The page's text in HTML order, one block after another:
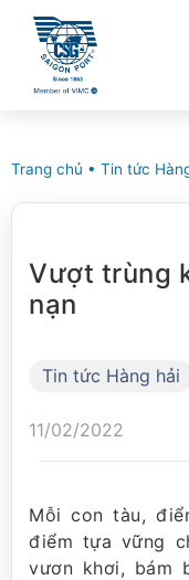
Trang chủ • Tin tức
Vượt trùng
nạn
Tin tức Hàng hải
11/02/2022
Mỗi con tàu,
điểm tựa vững
vươn khơi, bám